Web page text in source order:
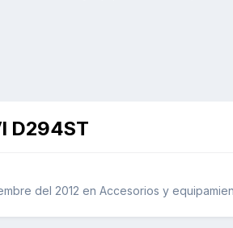
D294ST
del 2012 en Accesorios y